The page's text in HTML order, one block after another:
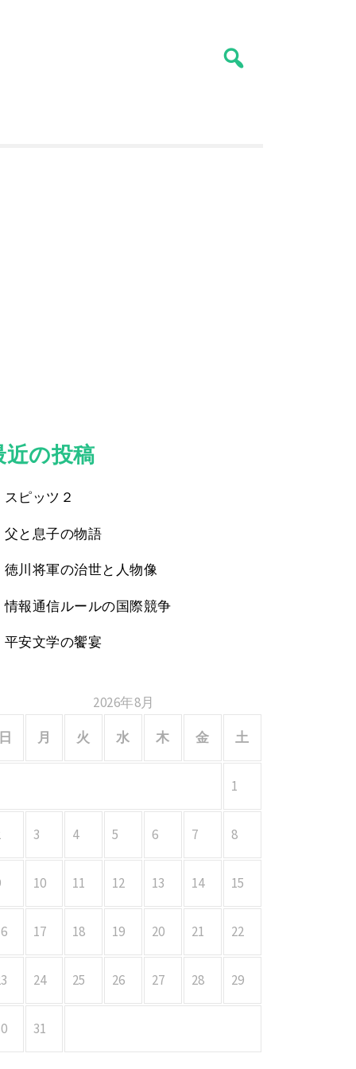
近の投稿
スピッツ２
父と息子の物語
徳川将軍の治世と人物像
情報通信ルールの国際競争
平安文学の饗宴
2026年8月
月 火 水 木 金 土
1
3 4 5 6 7 8
10 11 12 13 14 15
17 18 19 20 21 22
24 25 26 27 28 29
31